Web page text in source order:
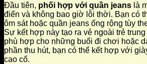
Đầu tiên, phối hợp với quần jeans là
điển và không bao giờ lỗi thời. Bạn có
ôm sát hoặc quần jeans ống rộng tùy
Sự kết hợp này tạo ra vẻ ngoài trẻ
phù hợp cho những buổi đi chơi hoặc
phần thu hút, bạn có thể kết hợp với
cao cổ.